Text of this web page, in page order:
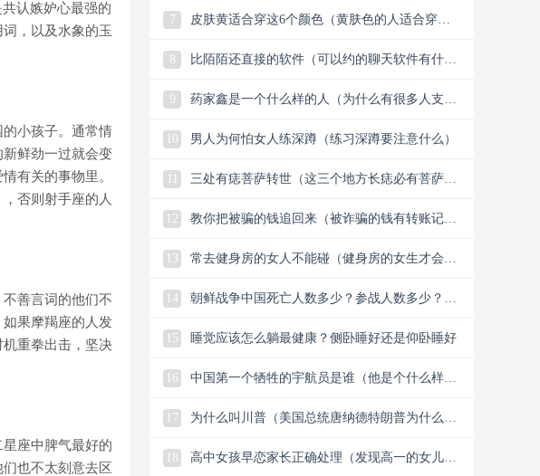
认嫉妒心最强的
，以及水象的玉
小孩子。通常情
鲜劲一过就会变
有关的事物里。
否则射手座的人
善言词的他们不
果摩羯座的人发
重拳出击，坚决
座中脾气最好的
也不太刻意去区
7
皮肤黄适合穿这6个颜色（黄肤色的人适合穿什
8
比陌陌还直接的软件（可以约的聊天软件有什
9
药家鑫是一个什么样的人（为什么有很多人支持
10
男人为何怕女人练深蹲（练习深蹲要注意什么）
三处有痣菩萨转世（这三个地方长痣必有菩萨保
12
教你把被骗的钱追回来（被诈骗的钱有转账记录
13
常去健身房的女人不能碰（健身房的女生才会懂
14
朝鲜战争中国死亡人数多少？参战人数多少？中
15
睡觉应该怎么躺最健康？侧卧睡好还是仰卧睡好
16
中国第一个牺牲的宇航员是谁（他是个什么样的
17
为什么叫川普（美国总统唐纳德特朗普为什么叫
18
高中女孩早恋家长正确处理（发现高一的女儿早